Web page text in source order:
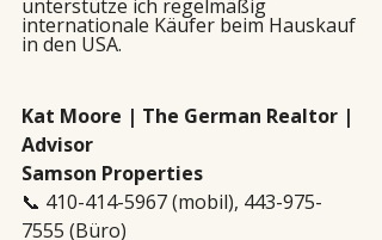
unterstütze ich regelmäßig
internationale Käufer beim Hauskauf
in den USA.
Kat Moore | The German Realtor |
Advisor
Samson Properties
📞 410-414-5967 (mobil), 443-975-
7555 (Büro)